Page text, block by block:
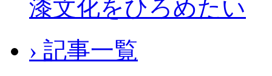
漆文化をひろめたい
› 記事一覧